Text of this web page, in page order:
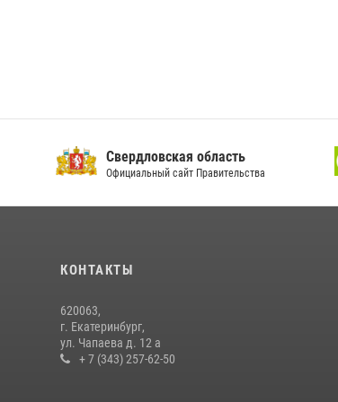
Свердловская область
Официальный сайт Правительства
КОНТАКТЫ
620063,
г. Екатеринбург,
ул. Чапаева д. 12 а
+ 7 (343) 257-62-50